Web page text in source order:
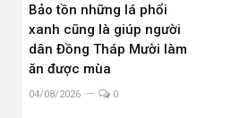
Bảo tồn những lá phổi
xanh cũng là giúp người
dân Đồng Tháp Mười làm
ăn được mùa
04/08/2026 0